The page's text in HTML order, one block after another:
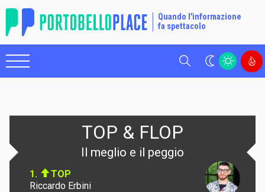
Quando l'informazione
fa spettacolo
Cerca
TOP & FLOP
Il meglio e il peggio
1.
TOP
Riccardo Erbini